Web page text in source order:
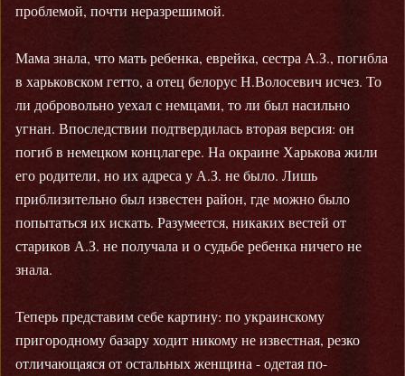
проблемой, почти неразрешимой.
Мама знала, что мать ребенка, еврейка, сестра А.З., погибла
в харьковском гетто, а отец белорус Н.Волосевич исчез. То
ли добровольно уехал с немцами, то ли был насильно
угнан. Впоследствии подтвердилась вторая версия: он
погиб в немецком концлагере. На окраине Харькова жили
его родители, но их адреса у А.З. не было. Лишь
приблизительно был известен район, где можно было
попытаться их искать. Разумеется, никаких вестей от
стариков А.З. не получала и о судьбе ребенка ничего не
знала.
Теперь представим себе картину: по украинскому
пригородному базару ходит никому не известная, резко
отличающаяся от остальных женщина - одетая по-